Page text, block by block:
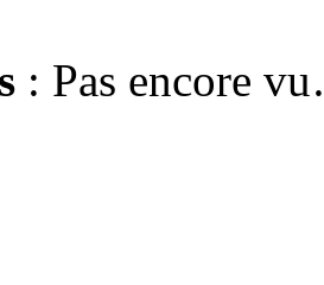
: Pas encore